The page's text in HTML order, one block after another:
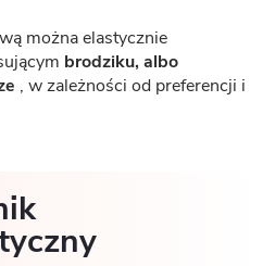
można elastycznie
brodziku, albo
, w zależności od preferencji i